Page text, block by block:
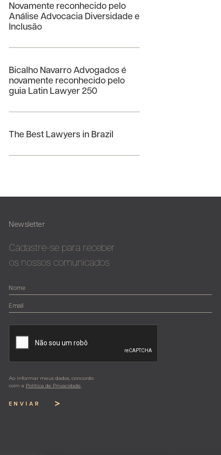
Novamente reconhecido pelo
Análise Advocacia Diversidade e
Inclusão
Bicalho Navarro Advogados é
novamente reconhecido pelo
guia Latin Lawyer 250
The Best Lawyers in Brazil
Newsletter
Cadastre-se para receber
os nossos comunicados
Ao informar meus dados, concordo
com a Política de Privacidade.
ENVIAR